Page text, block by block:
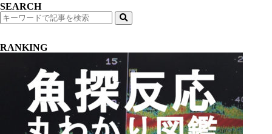
SEARCH
検
索
RANKING